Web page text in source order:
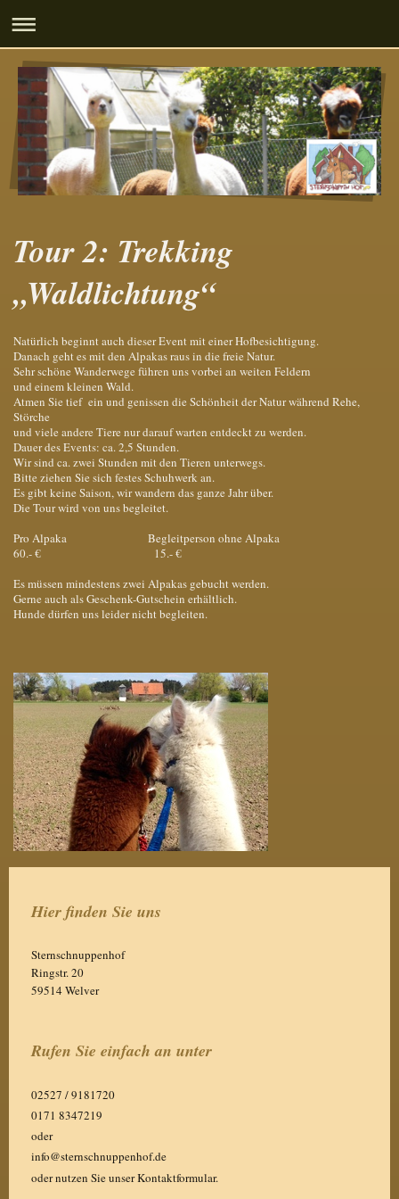
Tour 2: Trekking
„Waldlichtung“
Natürlich beginnt auch dieser Event mit einer Hofbesichtigung.
Danach geht es mit den Alpakas raus in die freie Natur.
Sehr schöne Wanderwege führen uns vorbei an weiten Feldern
und einem kleinen Wald.
Atmen Sie tief ein und genissen die Schönheit der Natur während Rehe,
Störche
und viele andere Tiere nur darauf warten entdeckt zu werden.
Dauer des Events: ca. 2,5 Stunden.
Wir sind ca. zwei Stunden mit den Tieren unterwegs.
Bitte ziehen Sie sich festes Schuhwerk an.
Es gibt keine Saison, wir wandern das ganze Jahr über.
Die Tour wird von uns begleitet.
Pro Alpaka Begleitperson ohne Alpaka
60.- € 15.- €
Es müssen mindestens zwei Alpakas gebucht werden.
Gerne auch als Geschenk-Gutschein erhältlich.
Hunde dürfen uns leider nicht begleiten.
Hier finden Sie uns
Sternschnuppenhof
Ringstr.20
59514Welver
Rufen Sie einfach an unter
02527 / 9181720
0171 8347219
oder
info@sternschnuppenhof.de
oder nutzen Sie unser Kontaktformular.